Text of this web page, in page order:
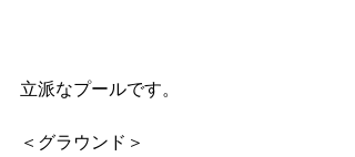
立派なプールです。
＜グラウンド＞